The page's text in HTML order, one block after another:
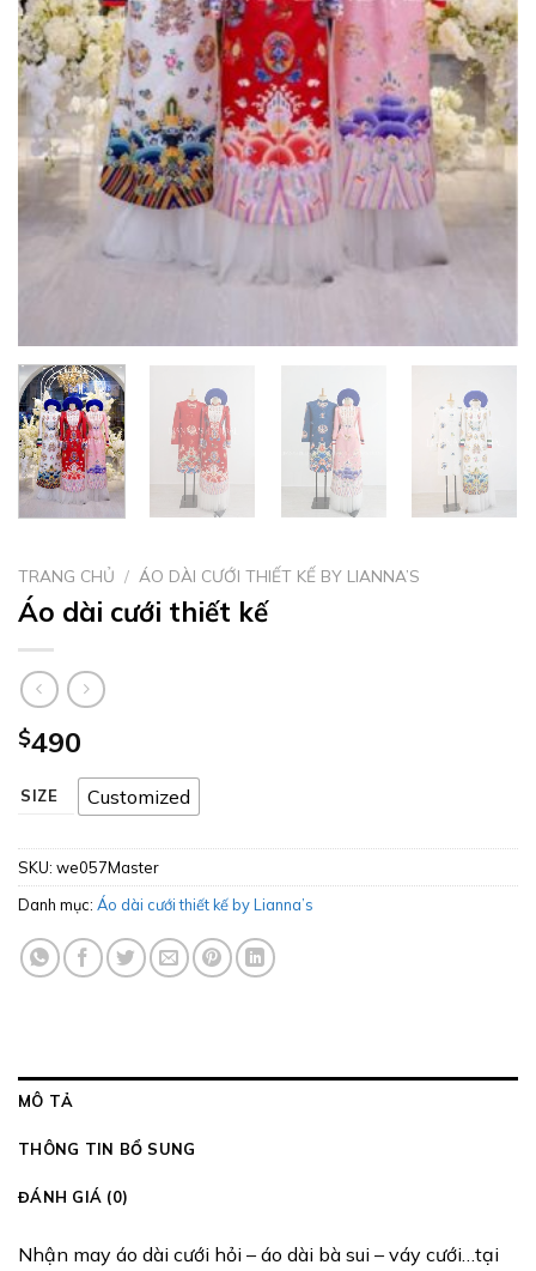
TRANG CHỦ / ÁO DÀI CƯỚI THIẾT KẾ BY LIANNA’S
Áo dài cưới thiết kế
$490
SIZE Customized
SKU: we057Master
Danh mục: Áo dài cưới thiết kế by Lianna’s
MÔ TẢ
THÔNG TIN BỔ SUNG
ĐÁNH GIÁ (0)
Nhận may áo dài cưới hỏi – áo dài bà sui – váy cưới…tại